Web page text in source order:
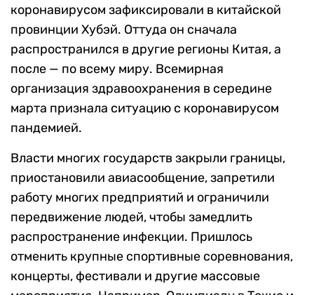
коронавирусом зафиксировали в китайской
провинции Хубэй. Оттуда он сначала
распространился в другие регионы Китая, а
после — по всему миру. Всемирная
организация здравоохранения в середине
марта признала ситуацию с коронавирусом
пандемией.
Власти многих государств закрыли границы,
приостановили авиасообщение, запретили
работу многих предприятий и ограничили
передвижение людей, чтобы замедлить
распространение инфекции. Пришлось
отменить крупные спортивные соревнования,
концерты, фестивали и другие массовые